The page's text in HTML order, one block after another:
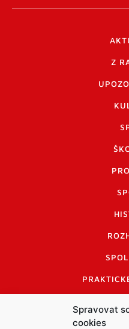
Spravovat
cookies
Z
INFORMACE A